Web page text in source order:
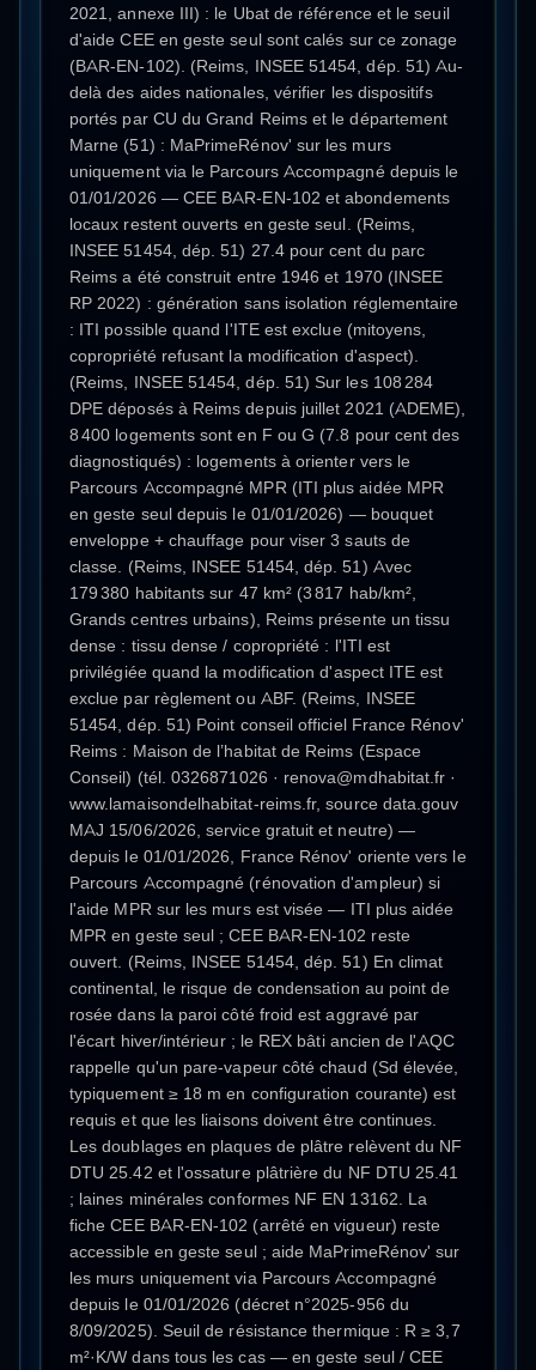
2021, annexe III) : le Ubat de référence et le seuil
d'aide CEE en geste seul sont calés sur ce zonage
(BAR-EN-102). (Reims, INSEE 51454, dép. 51) Au-
delà des aides nationales, vérifier les dispositifs
portés par CU du Grand Reims et le département
Marne (51) : MaPrimeRénov' sur les murs
uniquement via le Parcours Accompagné depuis le
01/01/2026 — CEE BAR-EN-102 et abondements
locaux restent ouverts en geste seul. (Reims,
INSEE 51454, dép. 51) 27.4 pour cent du parc
Reims a été construit entre 1946 et 1970 (INSEE
RP 2022) : génération sans isolation réglementaire
: ITI possible quand l'ITE est exclue (mitoyens,
copropriété refusant la modification d'aspect).
(Reims, INSEE 51454, dép. 51) Sur les 108 284
DPE déposés à Reims depuis juillet 2021 (ADEME),
8 400 logements sont en F ou G (7.8 pour cent des
diagnostiqués) : logements à orienter vers le
Parcours Accompagné MPR (ITI plus aidée MPR
en geste seul depuis le 01/01/2026) — bouquet
enveloppe + chauffage pour viser 3 sauts de
classe. (Reims, INSEE 51454, dép. 51) Avec
179 380 habitants sur 47 km² (3 817 hab/km²,
Grands centres urbains), Reims présente un tissu
dense : tissu dense / copropriété : l'ITI est
privilégiée quand la modification d'aspect ITE est
exclue par règlement ou ABF. (Reims, INSEE
51454, dép. 51) Point conseil officiel France Rénov'
Reims : Maison de l’habitat de Reims (Espace
Conseil) (tél. 0326871026 · renova@mdhabitat.fr ·
www.lamaisondelhabitat-reims.fr, source data.gouv
MAJ 15/06/2026, service gratuit et neutre) —
depuis le 01/01/2026, France Rénov' oriente vers le
Parcours Accompagné (rénovation d'ampleur) si
l'aide MPR sur les murs est visée — ITI plus aidée
MPR en geste seul ; CEE BAR-EN-102 reste
ouvert. (Reims, INSEE 51454, dép. 51) En climat
continental, le risque de condensation au point de
rosée dans la paroi côté froid est aggravé par
l'écart hiver/intérieur ; le REX bâti ancien de l'AQC
rappelle qu'un pare-vapeur côté chaud (Sd élevée,
typiquement ≥ 18 m en configuration courante) est
requis et que les liaisons doivent être continues.
Les doublages en plaques de plâtre relèvent du NF
DTU 25.42 et l'ossature plâtrière du NF DTU 25.41
; laines minérales conformes NF EN 13162. La
fiche CEE BAR-EN-102 (arrêté en vigueur) reste
accessible en geste seul ; aide MaPrimeRénov' sur
les murs uniquement via Parcours Accompagné
depuis le 01/01/2026 (décret n°2025-956 du
8/09/2025). Seuil de résistance thermique : R ≥ 3,7
m²·K/W dans tous les cas — en geste seul / CEE